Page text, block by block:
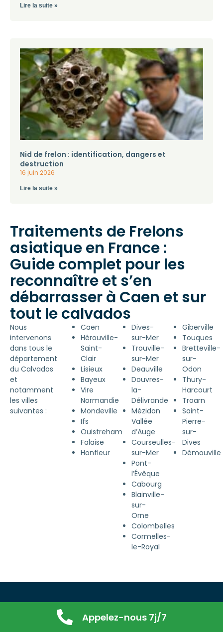
Appelez-nous 7j/7
Lire la suite »
Nid de frelon : identification, dangers et
destruction
16 juin 2026
Lire la suite »
Traitements de Frelons
asiatique en France :
Guide complet pour les
reconnaître et s’en
débarrasser à Caen et sur
tout le calvados
Nous
intervenons
dans tous le
département
du Calvados
et
notamment
les villes
suivantes :
Caen
Hérouville-
Saint-
Clair
Lisieux
Bayeux
Vire
Normandie
Mondeville
Ifs
Ouistreham
Falaise
Honfleur
Dives-
sur-Mer
Trouville-
sur-Mer
Deauville
Douvres-
la-
Délivrande
Mézidon
Vallée
d’Auge
Courseulles-
sur-Mer
Pont-
l’Évêque
Cabourg
Blainville-
sur-
Orne
Colombelles
Cormelles-
le-Royal
Giberville
Touques
Bretteville-
sur-
Odon
Thury-
Harcourt
Troarn
Saint-
Pierre-
sur-
Dives
Démouville
Retrouvez nos services de
dératisation et désinsectisation